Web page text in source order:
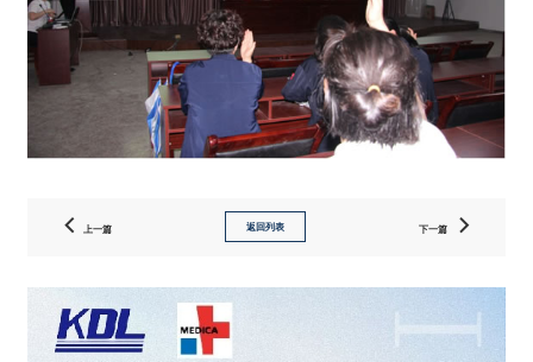
上一篇 返回列表 下一篇